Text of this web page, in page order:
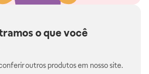
o que você
outros produtos em nosso site.